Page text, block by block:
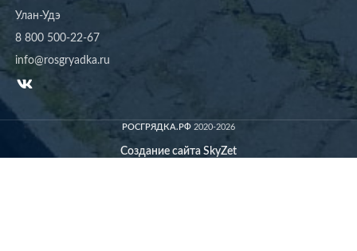
Улан-Удэ
8 800 500-22-67
info@rosgryadka.ru
РОСГРЯДКА.РФ 2020-2026
Создание сайта SkyZet